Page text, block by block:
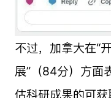
不过，加拿大在“
展”（84分）方面
估科研成果的可